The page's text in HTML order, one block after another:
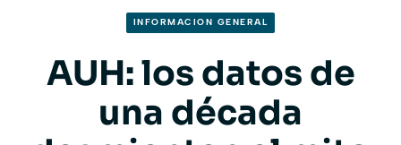
INFORMACION GENERAL
AUH: los datos de
una década